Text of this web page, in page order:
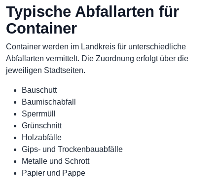
Typische Abfallarten für
Container
Container werden im Landkreis für unterschiedliche
Abfallarten vermittelt. Die Zuordnung erfolgt über die
jeweiligen Stadtseiten.
Bauschutt
Baumischabfall
Sperrmüll
Grünschnitt
Holzabfälle
Gips- und Trockenbauabfälle
Metalle und Schrott
Papier und Pappe